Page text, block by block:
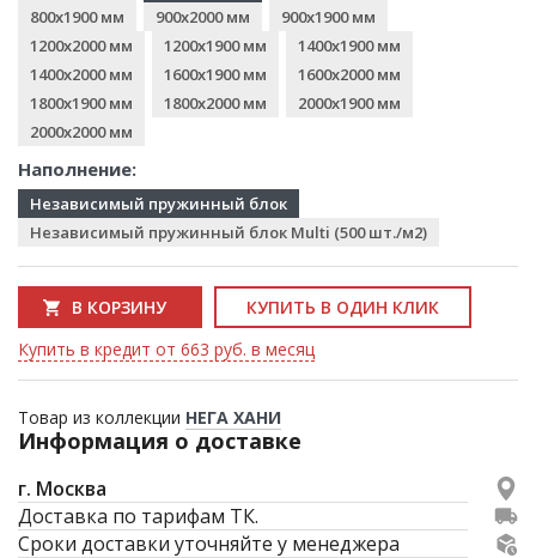
800x1900 мм
900x2000 мм
900x1900 мм
1200x2000 мм
1200x1900 мм
1400x1900 мм
1400x2000 мм
1600x1900 мм
1600x2000 мм
1800x1900 мм
1800x2000 мм
2000x1900 мм
2000x2000 мм
Наполнение:
Независимый пружинный блок
Независимый пружинный блок Multi (500 шт./м2)
В КОРЗИНУ
КУПИТЬ В ОДИН КЛИК
Купить в кредит от 663 руб. в месяц
Товар из коллекции НЕГА ХАНИ
Информация о доставке
г. Москва
Доставка по тарифам ТК.
Сроки доставки уточняйте у менеджера